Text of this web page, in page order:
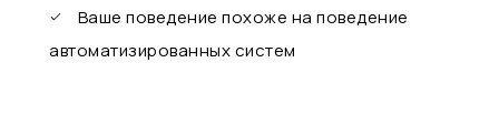
Ваше поведение похоже на поведение
автоматизированных систем